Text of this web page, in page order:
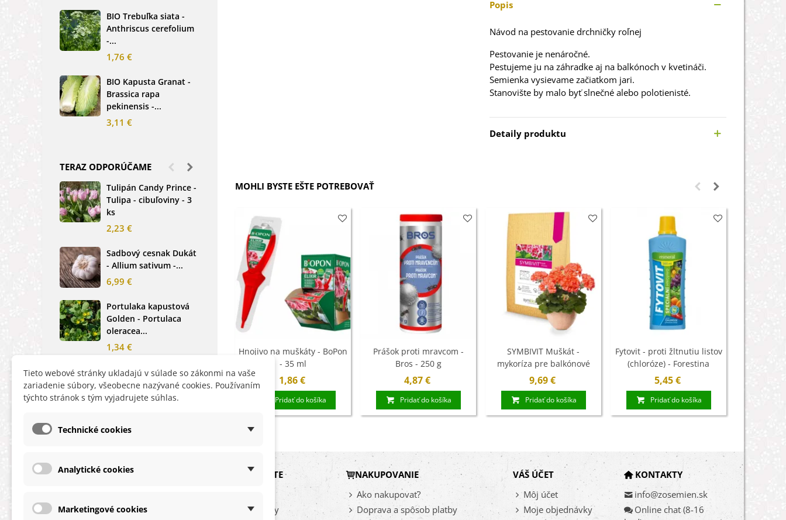
BIO Trebuľka siata -
Anthriscus cerefolium
-...
1,76 €
BIO Kapusta Granat -
Brassica rapa
pekinensis -...
3,11 €
TERAZ ODPORÚČAME
Tulipán Candy Prince -
Tulipa - cibuľoviny - 3
ks
2,23 €
Sadbový cesnak Dukát
- Allium sativum -...
6,99 €
Portulaka kapustová
Golden - Portulaca
oleracea...
1,34 €
Rukola siata Viktoria -
Eruca vesicaria -...
1,40 €
Ďatelina zvrátená -
1,24 €
Frézia ružová - Freesia -
cibuľoviny - 3 ks
2,07 €
Gloxínia Mont Blanc -
Sinningia - cibuľoviny
-...
2,64 €
Nezábudka alpínska
modrá - Myosotis
alpestris -...
Popis
Návod na pestovanie drchničky roľnej
Pestovanie je nenáročné.
Pestujeme ju na záhradke aj na balkónoch v kvetináči.
Semienka vysievame začiatkom jari.
Stanovište by malo byť slnečné alebo polotienisté.
Detaily produktu
MOHLI BYSTE EŠTE POTREBOVAŤ
Hnojivo na muškáty - BoPon
- 35 ml
1,86 €
Pridať do košíka
Prášok proti mravcom -
Bros - 250 g
4,87 €
Pridať do košíka
SYMBIVIT Muškát -
mykoríza pre balkónové
kvety - 150 g
9,69 €
Pridať do košíka
Fytovit - proti žltnutiu listov
(chloróze) - Forestina
Mineral - 500 ml
5,45 €
Pridať do košíka
INFORMÁCIE
Ochrana osobných údajov
HĽADÁTE
Novinky
NAKUPOVANIE
Ako nakupovať?
Doprava a spôsob platby
VÁŠ ÚČET
Môj účet
Moje objednávky
KONTAKTY
info@zosemien.sk
Online chat (8-16
Tieto webové stránky ukladajú v súlade so zákonmi na vaše
zariadenie súbory, všeobecne nazývané cookies. Používaním
týchto stránok s tým vyjadrujete súhlas.
Technické cookies
Analytické cookies
Marketingové cookies